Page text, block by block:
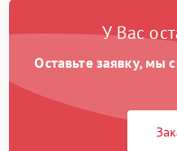
Проблемы с объективом
У Вас
Оставьте заявку,